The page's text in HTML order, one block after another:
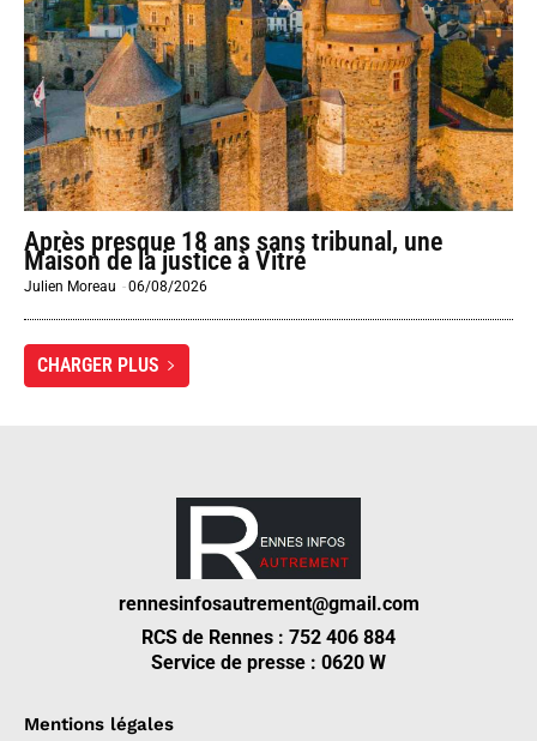
Après presque 18 ans sans tribunal, une
Maison de la justice à Vitré
Julien Moreau -06/08/2026
CHARGER PLUS
rennesinfosautrement@gmail.com
RCS de Rennes : 752 406 884
Service de presse : 0620 W
Mentions légales